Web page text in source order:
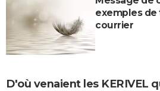
exemples
courrier
D'où venaient les KERIVEL